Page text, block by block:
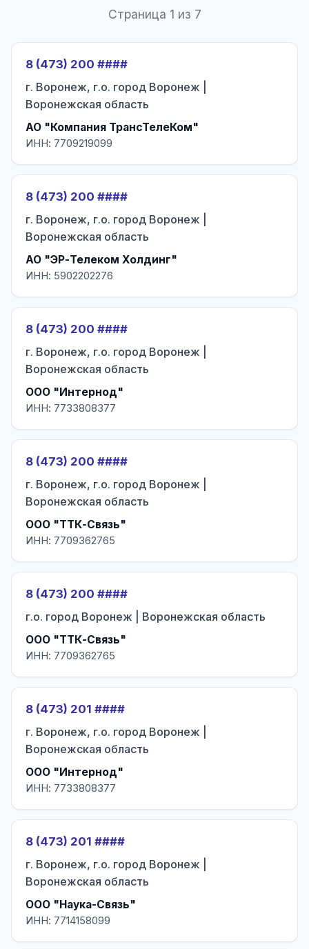
Страница 1 из 7
8 (473) 200 ####
г. Воронеж, г.о. город Воронеж |
Воронежская область
АО "Компания ТрансТелеКом"
ИНН: 7709219099
8 (473) 200 ####
г. Воронеж, г.о. город Воронеж |
Воронежская область
АО "ЭР-Телеком Холдинг"
ИНН: 5902202276
8 (473) 200 ####
г. Воронеж, г.о. город Воронеж |
Воронежская область
ООО "Интернод"
ИНН: 7733808377
8 (473) 200 ####
г. Воронеж, г.о. город Воронеж |
Воронежская область
ООО "ТТК-Связь"
ИНН: 7709362765
8 (473) 200 ####
г.о. город Воронеж | Воронежская область
ООО "ТТК-Связь"
ИНН: 7709362765
8 (473) 201 ####
г. Воронеж, г.о. город Воронеж |
Воронежская область
ООО "Интернод"
ИНН: 7733808377
8 (473) 201 ####
г. Воронеж, г.о. город Воронеж |
Воронежская область
ООО "Наука-Связь"
ИНН: 7714158099